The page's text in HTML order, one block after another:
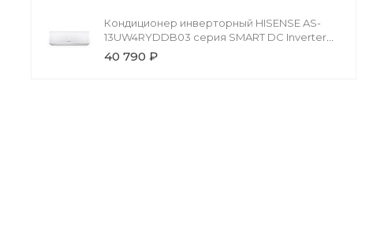
Кондиционер инверторный HISENSE AS-
13UW4RYDDB03 серия SMART DC Inverter
(R32)
40 790 ₽